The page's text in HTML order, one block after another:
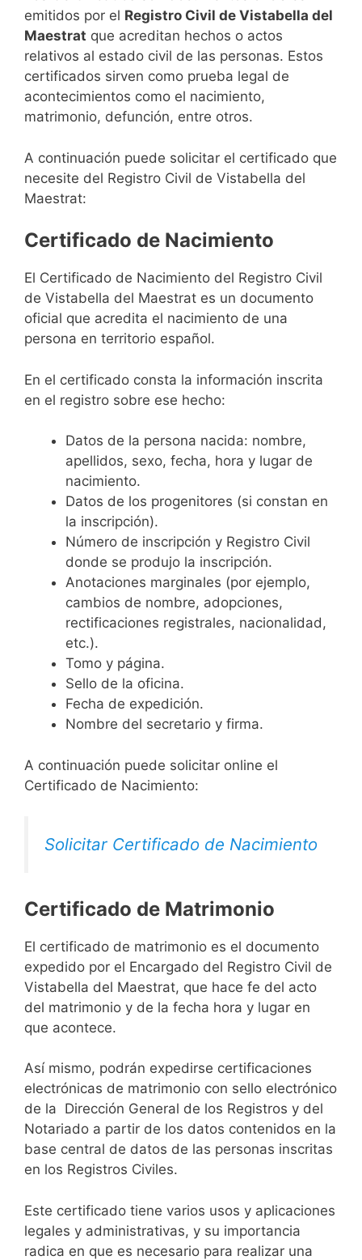
emitidos por el Registro Civil de Vistabella del
Maestrat que acreditan hechos o actos
relativos al estado civil de las personas. Estos
certificados sirven como prueba legal de
acontecimientos como el nacimiento,
matrimonio, defunción, entre otros.
A continuación puede solicitar el certificado que
necesite del Registro Civil de Vistabella del
Maestrat:
Certificado de Nacimiento
El Certificado de Nacimiento del Registro Civil
de Vistabella del Maestrat es un documento
oficial que acredita el nacimiento de una
persona en territorio español.
En el certificado consta la información inscrita
en el registro sobre ese hecho:
Datos de la persona nacida: nombre,
apellidos, sexo, fecha, hora y lugar de
nacimiento.
Datos de los progenitores (si constan en
la inscripción).
Número de inscripción y Registro Civil
donde se produjo la inscripción.
Anotaciones marginales (por ejemplo,
cambios de nombre, adopciones,
rectificaciones registrales, nacionalidad,
etc.).
Tomo y página.
Sello de la oficina.
Fecha de expedición.
Nombre del secretario y firma.
A continuación puede solicitar online el
Certificado de Nacimiento:
Solicitar Certificado de Nacimiento
Certificado de Matrimonio
El certificado de matrimonio es el documento
expedido por el Encargado del Registro Civil de
Vistabella del Maestrat, que hace fe del acto
del matrimonio y de la fecha hora y lugar en
que acontece.
Así mismo, podrán expedirse certificaciones
electrónicas de matrimonio con sello electrónico
de la Dirección General de los Registros y del
Notariado a partir de los datos contenidos en la
base central de datos de las personas inscritas
en los Registros Civiles.
Este certificado tiene varios usos y aplicaciones
legales y administrativas, y su importancia
radica en que es necesario para realizar una